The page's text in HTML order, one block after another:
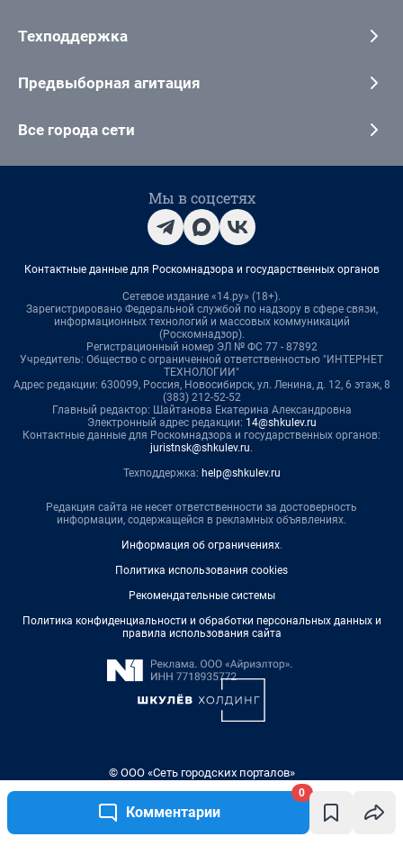
Комментарии
0
Техподдержка
Предвыборная агитация
Все города сети
Мы в соцсетях
Контактные данные для Роскомнадзора и государственных органов
Сетевое издание «14.ру» (18+).
Зарегистрировано Федеральной службой по надзору в сфере связи,
информационных технологий и массовых коммуникаций
(Роскомнадзор).
Регистрационный номер ЭЛ № ФС 77 - 87892
Учредитель: Общество с ограниченной ответственностью "ИНТЕРНЕТ
ТЕХНОЛОГИИ"
Адрес редакции: 630099, Россия, Новосибирск, ул. Ленина, д. 12, 6 этаж, 8
(383) 212-52-52
Главный редактор: Шайтанова Екатерина Александровна
Электронный адрес редакции: 14@shkulev.ru
Контактные данные для Роскомнадзора и государственных органов:
juristnsk@shkulev.ru.
Техподдержка: help@shkulev.ru
Редакция сайта не несет ответственности за достоверность
информации, содержащейся в рекламных объявлениях.
Информация об ограничениях.
Политика использования cookies
Рекомендательные системы
Политика конфиденциальности и обработки персональных данных и
правила использования сайта
© ООО «Сеть городских порталов»